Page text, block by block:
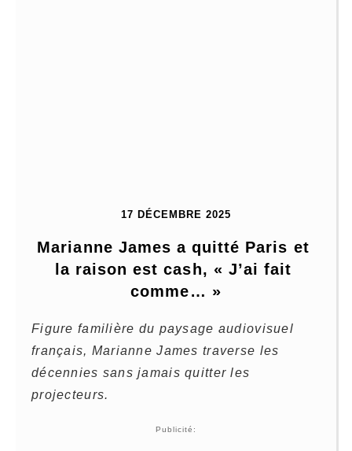
17 DÉCEMBRE 2025
Marianne James a quitté Paris et
la raison est cash, « J’ai fait
comme… »
Figure familière du paysage audiovisuel
français, Marianne James traverse les
décennies sans jamais quitter les
projecteurs.
Publicité: